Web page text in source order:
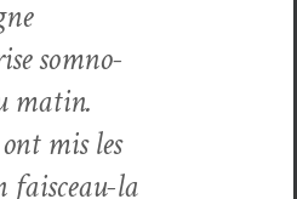
som­no­
matin.
mis les
faisceau-la